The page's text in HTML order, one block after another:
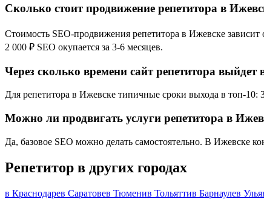
Сколько стоит продвижение репетитора в
Стоимость SEO-продвижения репетитора в Ижевске
2 000 ₽ SEO окупается за 3-6 месяцев.
Через сколько времени сайт репетитора выйдет
Для репетитора в Ижевске типичные сроки выхода в топ-10:
Можно ли продвигать услуги репетитора в
Да, базовое SEO можно делать самостоятельно. В Ижевске
Репетитор в других городах
в Краснодарев Саратовев Тюменив Тольяттив Барнаулев